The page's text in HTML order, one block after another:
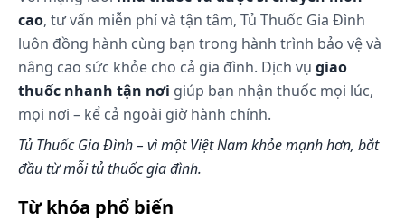
cao, tư vấn miễn phí và tận tâm, Tủ Thuốc Gia Đình
luôn đồng hành cùng bạn trong hành trình bảo vệ và
nâng cao sức khỏe cho cả gia đình. Dịch vụ giao
thuốc nhanh tận nơi giúp bạn nhận thuốc mọi lúc,
mọi nơi – kể cả ngoài giờ hành chính.
Tủ Thuốc Gia Đình – vì một Việt Nam khỏe mạnh hơn, bắt
đầu từ mỗi tủ thuốc gia đình.
Từ khóa phổ biến